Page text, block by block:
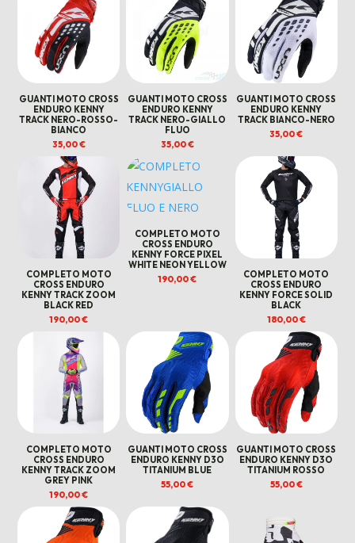
GUANTI MOTO CROSS
ENDURO KENNY
TRACK NERO-ROSSO-
BIANCO
35,00€
GUANTI MOTO CROSS
ENDURO KENNY
TRACK NERO-GIALLO
FLUO
35,00€
GUANTI MOTO CROSS
ENDURO KENNY
TRACK BIANCO-NERO
35,00€
COMPLETO MOTO
CROSS ENDURO
KENNY TRACK ZOOM
BLACK RED
190,00€
COMPLETO MOTO
CROSS ENDURO
KENNY FORCE PIXEL
WHITE NEON YELLOW
190,00€
COMPLETO MOTO
CROSS ENDURO
KENNY FORCE SOLID
BLACK
180,00€
COMPLETO MOTO
CROSS ENDURO
KENNY TRACK ZOOM
GREY PINK
190,00€
GUANTI MOTO CROSS
ENDURO KENNY D3O
TITANIUM BLUE
55,00€
GUANTI MOTO CROSS
ENDURO KENNY D3O
TITANIUM ROSSO
55,00€